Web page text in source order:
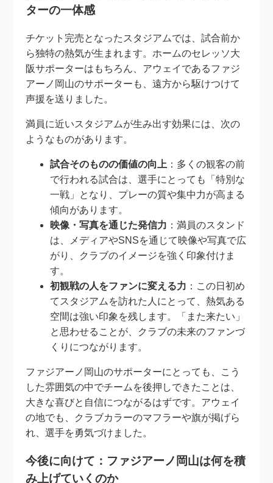
ターの一体感
チケット完売となったスタジアムでは、試合前か
ら独特の熱気が生まれます。ホームのセレッソ大
阪サポーターはもちろん、アウェイであるファジ
アーノ岡山のサポーターも、遠方から駆けつけて
声援を送りました。
満員に近いスタジアムが生み出す効果には、次の
ようなものがあります。
試合そのものの価値の向上 ：多くの観客の前
で行われる試合は、選手にとっても「特別な
一戦」となり、プレーの質や集中力が高まる
傾向があります。
映像・写真を通じた発信力 ：満員のスタンド
は、メディアやSNSを通じて映像や写真で広
がり、クラブのイメージを強く印象付けま
す。
初観戦の人をファンに変える力 ：この日初め
てスタジアムを訪れた人にとって、熱気ある
空間は強い印象を残します。「また来たい」
と思わせることが、クラブの未来のファンづ
くりにつながります。
ファジアーノ岡山のサポーターにとっても、こう
した雰囲気の中でチームを後押しできたことは、
大きな喜びと自信につながるはずです。アウェイ
の地でも、クラブカラーのマフラーや旗が掲げら
れ、選手を勇気づけました。
今後に向けて：ファジアーノ岡山は何を積
み上げていくのか